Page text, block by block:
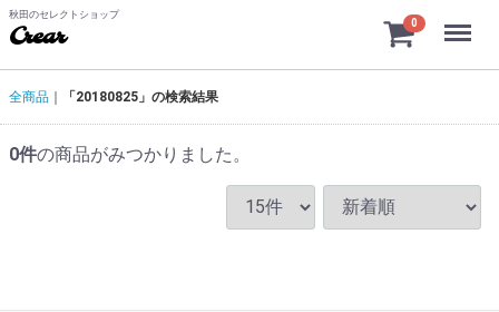
秋田のセレクトショップ
Crear
0 Menu
全商品 「20180825」の検索結果
0件の商品がみつかりました。